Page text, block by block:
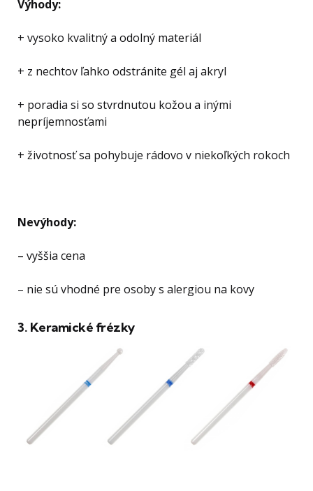
Výhody:
+ vysoko kvalitný a odolný materiál
+ z nechtov ľahko odstránite gél aj akryl
+ poradia si so stvrdnutou kožou a inými
nepríjemnosťami
+ životnosť sa pohybuje rádovo v niekoľkých rokoch
Nevýhody:
– vyššia cena
– nie sú vhodné pre osoby s alergiou na kovy
3. Keramické frézky